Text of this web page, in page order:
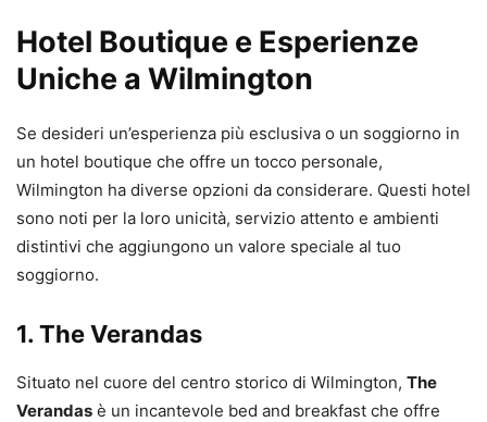
Hotel Boutique e Esperienze
Uniche a Wilmington
Se desideri un’esperienza più esclusiva o un soggiorno in
un hotel boutique che offre un tocco personale,
Wilmington ha diverse opzioni da considerare. Questi hotel
sono noti per la loro unicità, servizio attento e ambienti
distintivi che aggiungono un valore speciale al tuo
soggiorno.
1. The Verandas
Situato nel cuore del centro storico di Wilmington, The
Verandas è un incantevole bed and breakfast che offre